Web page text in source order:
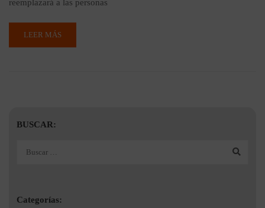
reemplazará a las personas
LEER MÁS
BUSCAR:
Categorías: